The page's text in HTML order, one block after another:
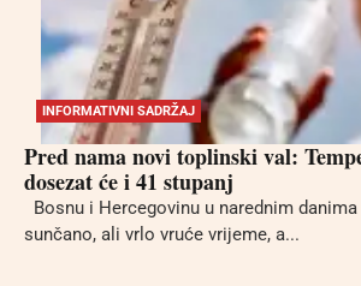
INFORMATIVNI SADRŽAJ
Pred nama novi toplinski val:
dosezat će i 41 stupanj
Bosnu i Hercegovinu u narednim
sunčano, ali vrlo vruće vrijeme, a...